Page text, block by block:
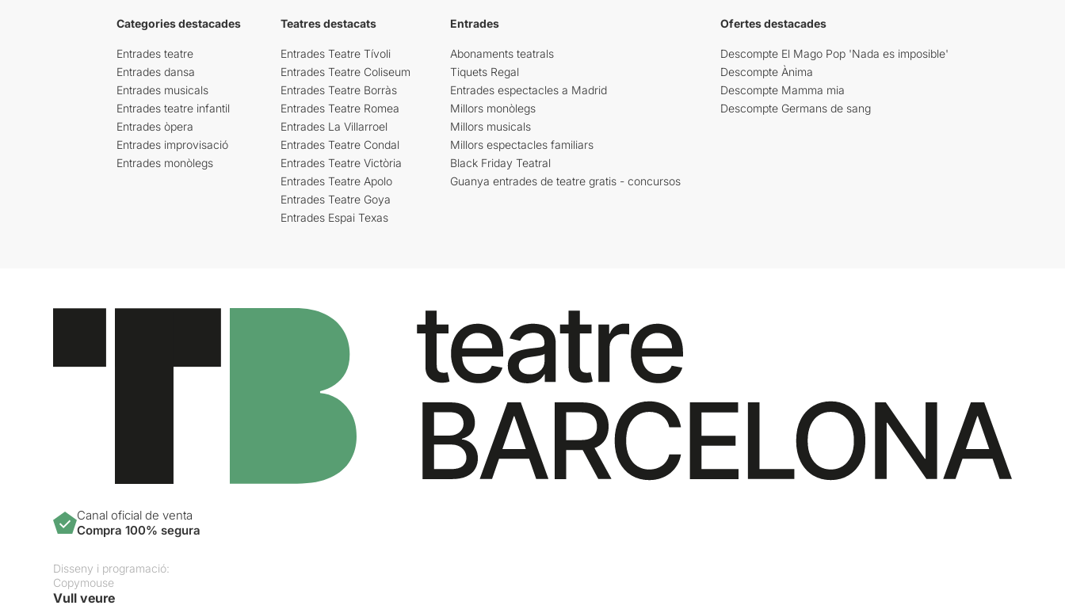
Categories destacades
Entrades teatre
Entrades dansa
Entrades musicals
Entrades teatre infantil
Entrades òpera
Entrades improvisació
Entrades monòlegs
Teatres destacats
Entrades Teatre Tívoli
Entrades Teatre Coliseum
Entrades Teatre Borràs
Entrades Teatre Romea
Entrades La Villarroel
Entrades Teatre Condal
Entrades Teatre Victòria
Entrades Teatre Apolo
Entrades Teatre Goya
Entrades Espai Texas
Entrades
Abonaments teatrals
Tiquets Regal
Entrades espectacles a Madrid
Millors monòlegs
Millors musicals
Millors espectacles familiars
Black Friday Teatral
Guanya entrades de teatre gratis - concursos
Ofertes destacades
Descompte El Mago Pop 'Nada es imposible'
Descompte Ànima
Descompte Mamma mia
Descompte Germans de sang
Canal oficial de venta
Compra 100% segura
Disseny i programació:
Copymouse
Vull veure